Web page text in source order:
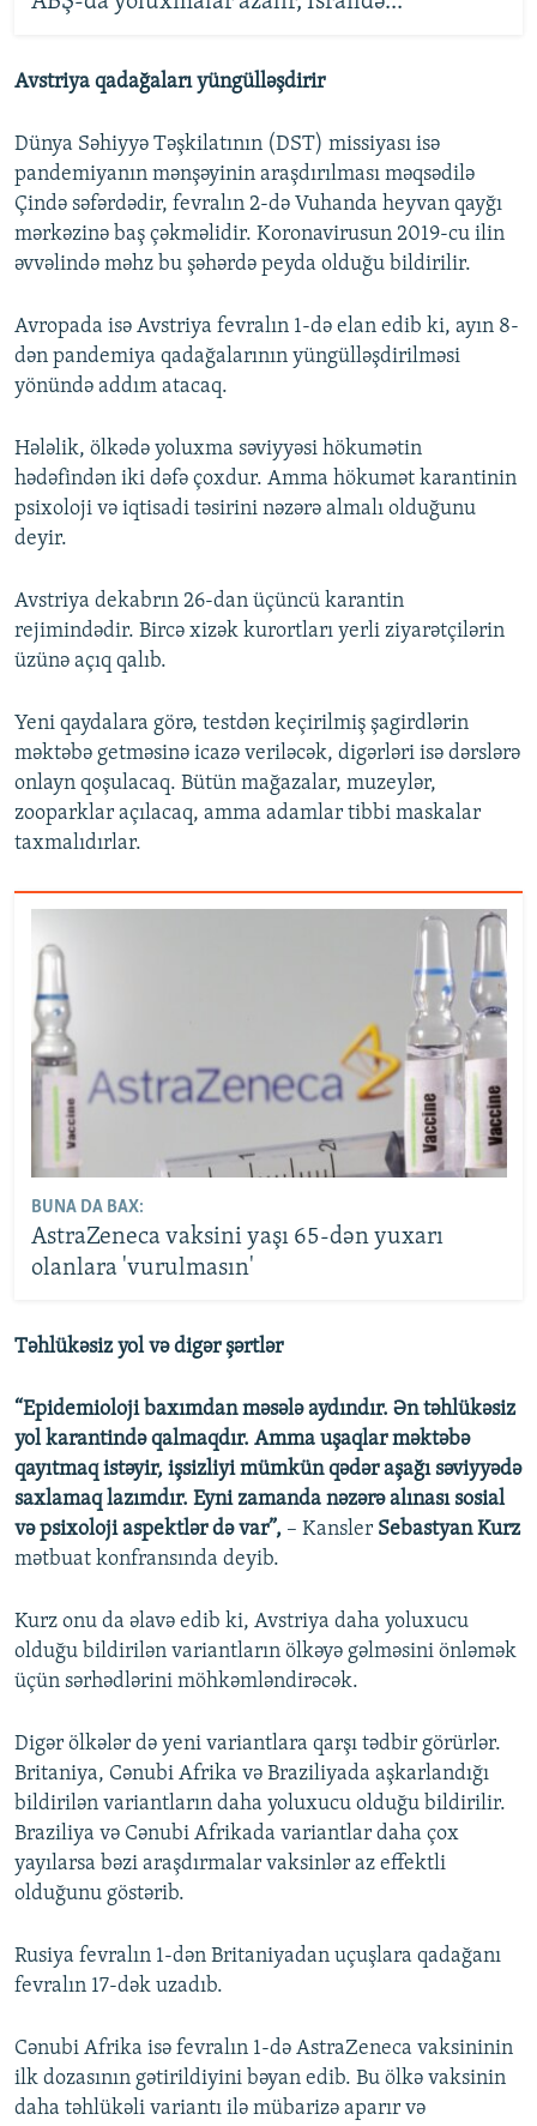
Avstriya qadağaları yüngülləşdirir
Dünya Səhiyyə Təşkilatının (DST) missiyası isə
pandemiyanın mənşəyinin araşdırılması məqsədilə
Çində səfərdədir, fevralın 2-də Vuhanda heyvan qayğı
mərkəzinə baş çəkməlidir. Koronavirusun 2019-cu ilin
əvvəlində məhz bu şəhərdə peyda olduğu bildirilir.
Avropada isə Avstriya fevralın 1-də elan edib ki, ayın 8-
dən pandemiya qadağalarının yüngülləşdirilməsi
yönündə addım atacaq.
Hələlik, ölkədə yoluxma səviyyəsi hökumətin
hədəfindən iki dəfə çoxdur. Amma hökumət karantinin
psixoloji və iqtisadi təsirini nəzərə almalı olduğunu
deyir.
Avstriya dekabrın 26-dan üçüncü karantin
rejimindədir. Bircə xizək kurortları yerli ziyarətçilərin
üzünə açıq qalıb.
Yeni qaydalara görə, testdən keçirilmiş şagirdlərin
məktəbə getməsinə icazə veriləcək, digərləri isə dərslərə
onlayn qoşulacaq. Bütün mağazalar, muzeylər,
zooparklar açılacaq, amma adamlar tibbi maskalar
taxmalıdırlar.
BUNA DA BAX:
AstraZeneca vaksini yaşı 65-dən yuxarı
olanlara 'vurulmasın'
Təhlükəsiz yol və digər şərtlər
“Epidemioloji baxımdan məsələ aydındır. Ən təhlükəsiz
yol karantində qalmaqdır. Amma uşaqlar məktəbə
qayıtmaq istəyir, işsizliyi mümkün qədər aşağı səviyyədə
saxlamaq lazımdır. Eyni zamanda nəzərə alınası sosial
və psixoloji aspektlər də var”, – Kansler Sebastyan Kurz
mətbuat konfransında deyib.
Kurz onu da əlavə edib ki, Avstriya daha yoluxucu
olduğu bildirilən variantların ölkəyə gəlməsini önləmək
üçün sərhədlərini möhkəmləndirəcək.
Digər ölkələr də yeni variantlara qarşı tədbir görürlər.
Britaniya, Cənubi Afrika və Braziliyada aşkarlandığı
bildirilən variantların daha yoluxucu olduğu bildirilir.
Braziliya və Cənubi Afrikada variantlar daha çox
yayılarsa bəzi araşdırmalar vaksinlər az effektli
olduğunu göstərib.
Rusiya fevralın 1-dən Britaniyadan uçuşlara qadağanı
fevralın 17-dək uzadıb.
Cənubi Afrika isə fevralın 1-də AstraZeneca vaksininin
ilk dozasının gətirildiyini bəyan edib. Bu ölkə vaksinin
daha təhlükəli variantı ilə mübarizə aparır və